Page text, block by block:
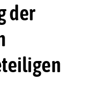
der